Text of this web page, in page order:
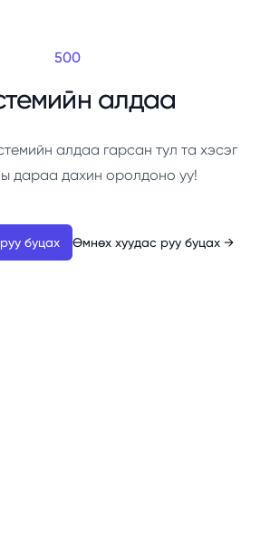
500
алдаа
алдаа гарсан тул та хэсэг
дараа дахин оролдоно уу!
буцах Өмнөх хуудас руу буцах →